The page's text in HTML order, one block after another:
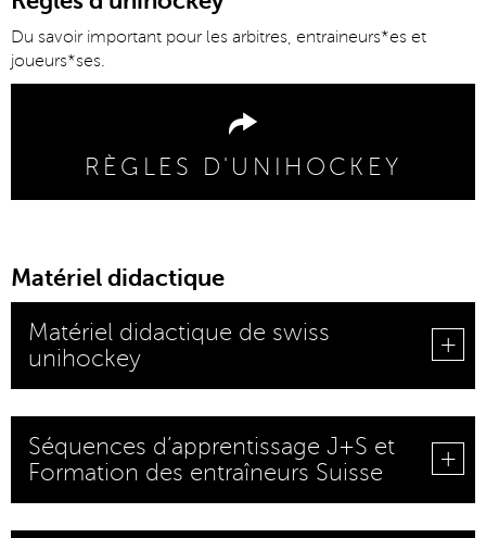
Du savoir important pour les arbitres, entraineurs*es et
joueurs*ses.
RÈGLES D'UNIHOCKEY
Matériel didactique
Matériel didactique de swiss
unihockey
Séquences d’apprentissage J+S et
Formation des entraîneurs Suisse